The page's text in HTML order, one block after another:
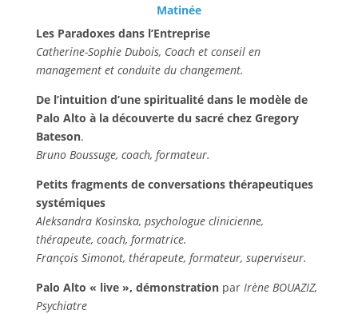
Matinée
Les Paradoxes dans l’Entreprise
Catherine-Sophie Dubois, Coach et conseil en
management et conduite du changement.
De l’intuition d’une spiritualité dans le modèle de
Palo Alto à la découverte du sacré chez Gregory
Bateson.
Bruno Boussuge, coach, formateur.
Petits fragments de conversations thérapeutiques
systémiques
Aleksandra Kosinska, psychologue clinicienne,
thérapeute, coach, formatrice.
François Simonot, thérapeute, formateur, superviseur.
Palo Alto « live », démonstration par Irène BOUAZIZ,
Psychiatre